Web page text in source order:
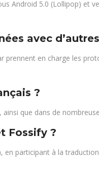
Android 5.0 (Lollipop) et
avec
en charge les
?
que dans de
Fossify ?
participant à la